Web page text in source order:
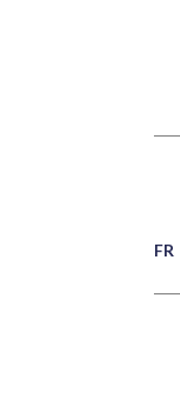
FR